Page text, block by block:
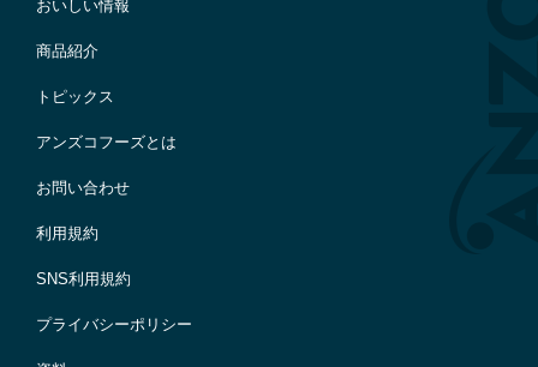
おいしい情報
商品紹介
トピックス
アンズコフーズとは
お問い合わせ
利用規約
SNS利用規約
プライバシーポリシー